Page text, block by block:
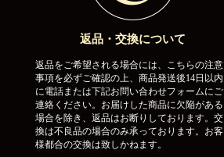
返品・交換について
返品をご希望される場合には、こちらの注意
事項を必ずご確認の上、商品発送後14日以内
に電話または下記お問い合わせフォームにご
連絡ください。お届けした商品に欠陥がある
場合を除き、返品はお断りしております。交
換は不良品の場合のみ承っております。お客
様都合の交換は致しかねます。